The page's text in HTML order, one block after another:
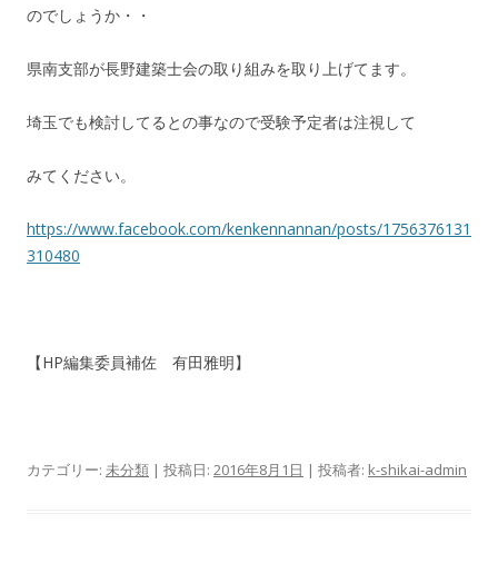
のでしょうか・・
県南支部が長野建築士会の取り組みを取り上げてます。
埼玉でも検討してるとの事なので受験予定者は注視して
みてください。
https://www.facebook.com/kenkennannan/posts/1756376131
310480
【HP編集委員補佐 有田雅明】
カテゴリー: 未分類 | 投稿日: 2016年8月1日 | 投稿者: k-shikai-admin